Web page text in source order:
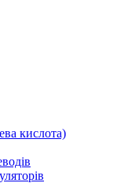
кислота)